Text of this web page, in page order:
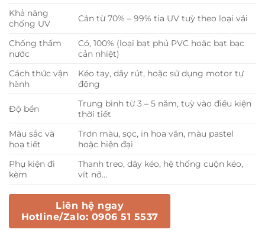
Khả năng
chống UV
Cản từ 70% – 99% tia UV tuỳ theo loại vải
Chống thấm
nước
Có, 100% (loại bạt phủ PVC hoặc bạt bạc
cản nhiệt)
Cách thức vận
hành
Kéo tay, dây rút, hoặc sử dụng motor tự
động
Độ bền
Trung bình từ 3 – 5 năm, tuỳ vào điều kiện
thời tiết
Màu sắc và
hoạ tiết
Trơn màu, sọc, in hoa văn, màu pastel
hoặc hiện đại
Phụ kiện đi
kèm
Thanh treo, dây kéo, hệ thống cuộn kéo,
vít nở…
Liên hệ ngay
Hotline/Zalo: 0906 51 5537